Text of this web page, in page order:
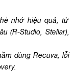
nhớ hiệu quả, từ
(R-Studio, Stellar),
dùng Recuva, lỗi